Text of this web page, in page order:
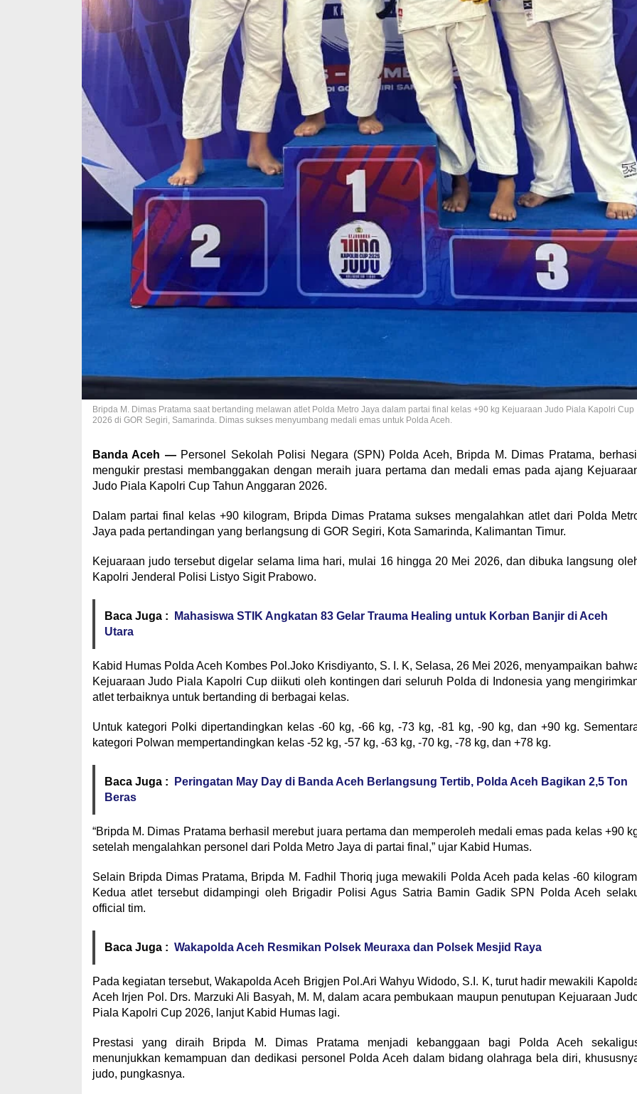
Bripda M. Dimas Pratama saat bertanding melawan atlet Polda Metro Jaya dalam partai final kelas +90 kg Kejuaraan Judo Piala Kapolri Cup
2026 di GOR Segiri, Samarinda. Dimas sukses menyumbang medali emas untuk Polda Aceh.
Banda Aceh —Personel Sekolah Polisi Negara (SPN) Polda Aceh, Bripda M. Dimas Pratama, berhasil
mengukir prestasi membanggakan dengan meraih juara pertama dan medali emas pada ajang
Judo Piala Kapolri Cup Tahun Anggaran 2026.
Dalam partai final kelas +90 kilogram, Bripda Dimas Pratama sukses mengalahkan atlet dari Polda
Jaya pada pertandingan yang berlangsung di GOR Segiri, Kota Samarinda, Kalimantan Timur.
Kejuaraan judo tersebut digelar selama lima hari, mulai 16 hingga 20 Mei 2026, dan dibuka langsung
Kapolri Jenderal Polisi Listyo Sigit Prabowo.
Baca Juga :
Mahasiswa STIK Angkatan 83 Gelar Trauma Healing untuk Korban Banjir di Aceh
Utara
Kabid Humas Polda Aceh Kombes Pol.Joko Krisdiyanto, S. I. K, Selasa, 26 Mei 2026, menyampaikan
Kejuaraan Judo Piala Kapolri Cup diikuti oleh kontingen dari seluruh Polda di Indonesia yang
atlet terbaiknya untuk bertanding di berbagai kelas.
Untuk kategori Polki dipertandingkan kelas -60 kg, -66 kg, -73 kg, -81 kg, -90 kg, dan +90 kg.
kategori Polwan mempertandingkan kelas -52 kg, -57 kg, -63 kg, -70 kg, -78 kg, dan +78 kg.
Baca Juga :
Peringatan May Day di Banda Aceh Berlangsung Tertib, Polda Aceh Bagikan 2,5 Ton
Beras
“Bripda M. Dimas Pratama berhasil merebut juara pertama dan memperoleh medali emas pada kelas +90
setelah mengalahkan personel dari Polda Metro Jaya di partai final,” ujar Kabid Humas.
Selain Bripda Dimas Pratama, Bripda M. Fadhil Thoriq juga mewakili Polda Aceh pada kelas -60
Kedua atlet tersebut didampingi oleh Brigadir Polisi Agus Satria Bamin Gadik SPN Polda Aceh
official tim.
Baca Juga : Wakapolda Aceh Resmikan Polsek Meuraxa dan Polsek Mesjid Raya
Pada kegiatan tersebut, Wakapolda Aceh Brigjen Pol.Ari Wahyu Widodo, S.I. K, turut hadir mewakili
Aceh Irjen Pol. Drs. Marzuki Ali Basyah, M. M, dalam acara pembukaan maupun penutupan Kejuaraan
Piala Kapolri Cup 2026, lanjut Kabid Humas lagi.
Prestasi yang diraih Bripda M. Dimas Pratama menjadi kebanggaan bagi Polda Aceh
menunjukkan kemampuan dan dedikasi personel Polda Aceh dalam bidang olahraga bela diri,
judo, pungkasnya.